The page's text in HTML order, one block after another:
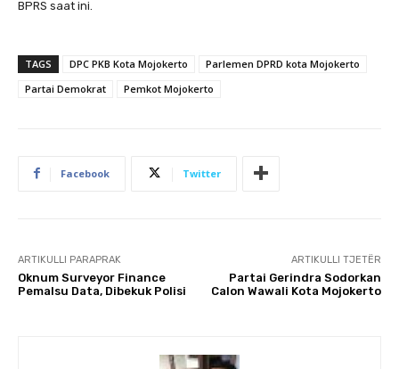
BPRS saat ini.
TAGS DPC PKB Kota Mojokerto
Parlemen DPRD kota Mojokerto
Partai Demokrat
Pemkot Mojokerto
Facebook Twitter
ARTIKULLI PARAPRAK
Oknum Surveyor Finance
Pemalsu Data, Dibekuk Polisi
ARTIKULLI TJETËR
Partai Gerindra Sodorkan
Calon Wawali Kota Mojokerto